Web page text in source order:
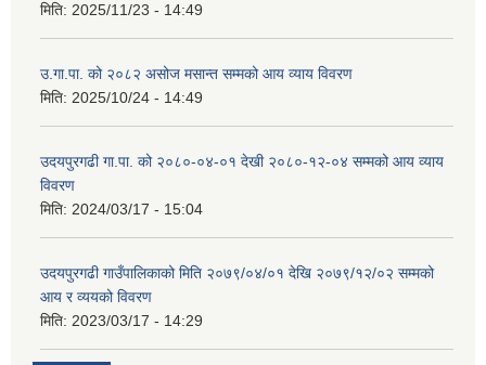
मिति: 2025/11/23 - 14:49
उ.गा.पा. को २०८२ असोज मसान्त सम्मको आय व्याय विवरण
मिति: 2025/10/24 - 14:49
उदयपुरगढी गा.पा. को २०८०-०४-०१ देखी २०८०-१२-०४ सम्मको आय व्याय
विवरण
मिति: 2024/03/17 - 15:04
उदयपुरगढी गाउँपालिकाको मिति २०७९/०४/०१ देखि २०७९/१२/०२ सम्मको
आय र व्ययको विवरण
मिति: 2023/03/17 - 14:29